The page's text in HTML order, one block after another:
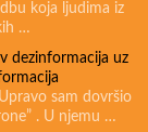
koja ljudima iz
…
dezinformacija uz
sam dovršio
. U njemu …